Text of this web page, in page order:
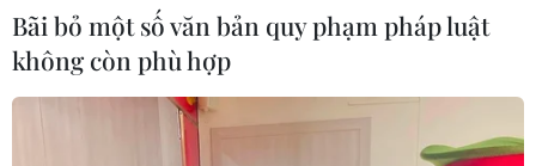
Bãi bỏ một số văn bản quy phạm pháp luật
không còn phù hợp